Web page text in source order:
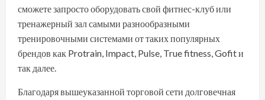
сможете запросто оборудовать свой фитнес-клуб или
тренажерный зал самыми разнообразными
тренировочными системами от таких популярных
брендов как Protrain, Impact, Pulse, True fitness, Gofit и
так далее.
Благодаря вышеуказанной торговой сети долговечная